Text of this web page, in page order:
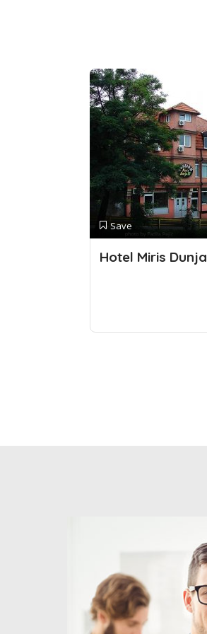
Save
Hotel Miris Dunja